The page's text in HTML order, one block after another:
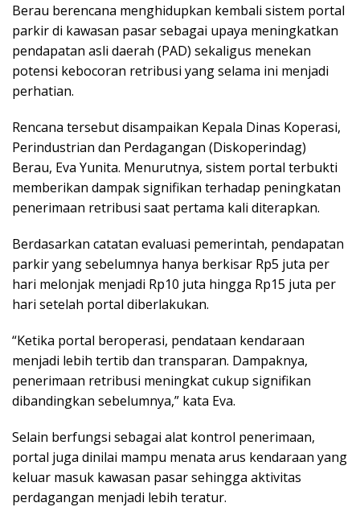
Berau berencana menghidupkan kembali sistem portal
parkir di kawasan pasar sebagai upaya meningkatkan
pendapatan asli daerah (PAD) sekaligus menekan
potensi kebocoran retribusi yang selama ini menjadi
perhatian.
Rencana tersebut disampaikan Kepala Dinas Koperasi,
Perindustrian dan Perdagangan (Diskoperindag)
Berau, Eva Yunita. Menurutnya, sistem portal terbukti
memberikan dampak signifikan terhadap peningkatan
penerimaan retribusi saat pertama kali diterapkan.
Berdasarkan catatan evaluasi pemerintah, pendapatan
parkir yang sebelumnya hanya berkisar Rp5 juta per
hari melonjak menjadi Rp10 juta hingga Rp15 juta per
hari setelah portal diberlakukan.
“Ketika portal beroperasi, pendataan kendaraan
menjadi lebih tertib dan transparan. Dampaknya,
penerimaan retribusi meningkat cukup signifikan
dibandingkan sebelumnya,” kata Eva.
Selain berfungsi sebagai alat kontrol penerimaan,
portal juga dinilai mampu menata arus kendaraan yang
keluar masuk kawasan pasar sehingga aktivitas
perdagangan menjadi lebih teratur.